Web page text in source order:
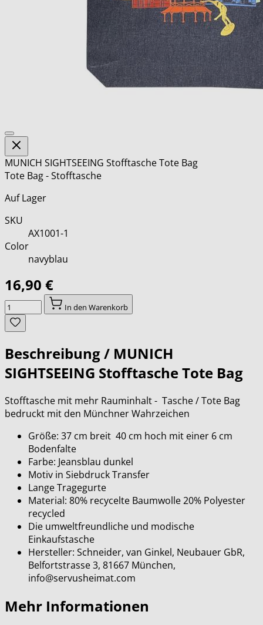
MUNICH SIGHTSEEING Stofftasche Tote Bag
Tote Bag - Stofftasche
Auf Lager
SKU
AX1001-1
Color
navyblau
16,90 €
Menge
In den Warenkorb
Beschreibung / MUNICH
SIGHTSEEING Stofftasche Tote Bag
Stofftasche mit mehr Rauminhalt - Tasche / Tote Bag
bedruckt mit den Münchner Wahrzeichen
Größe: 37 cm breit 40 cm hoch mit einer 6 cm
Bodenfalte
Farbe: Jeansblau dunkel
Motiv in Siebdruck Transfer
Lange Tragegurte
Material: 80% recycelte Baumwolle 20% Polyester
recycled
Die umweltfreundliche und modische
Einkaufstasche
Hersteller: Schneider, van Ginkel, Neubauer GbR,
Belfortstrasse 3, 81667 München,
info@servusheimat.com
Mehr Informationen